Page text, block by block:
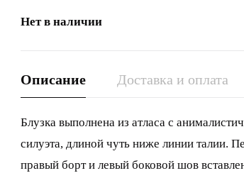
Нет в наличии
Описание Доставка и оплата
Блузка выполнена из атласа с
силуэта, длиной чуть ниже линии талии.
правый борт и левый боковой шов